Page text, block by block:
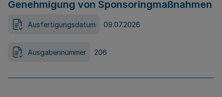
Genehmigung von Sponsoringmaßnahmen
Ausfertigungsdatum 09.07.2026
Ausgabennummer 206